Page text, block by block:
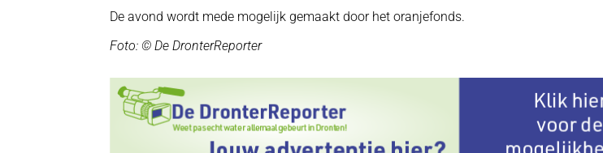
De avond wordt mede mogelijk gemaakt door het oranjefonds.
Foto: © De DronterReporter